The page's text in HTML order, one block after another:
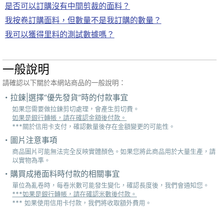
是否可以訂購沒有中間剪裁的面料？
我按卷訂購面料，但數量不是我訂購的數量？
我可以獲得里料的測試數據嗎？
一般說明
請確認以下關於本網站商品的一般說明：
拉鍊|選擇“優先發貨”時的付款事宜
如果您需要做拉鍊剪切處理，會產生剪切費。
如果是銀行轉帳，請在確認金額後付款。
***關於信用卡支付，確認數量後存在金額變更的可能性。
圖片注意事項
商品圖片可能無法完全反映實體顏色。如果您將此商品用於大量生產，請
以實物為準。
購買成捲面料時付款的相關事宜
單位為亂卷時，每卷米數可能發生變化，確認長度後，我們會通知您。
***如果是銀行轉帳，請在確認米數後付款。
*** 如果使用信用卡付款，我們將收取額外費用。